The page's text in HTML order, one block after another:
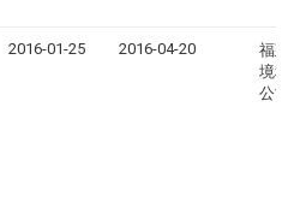
2016-01-25 2016-04-20
福建
境科
公司